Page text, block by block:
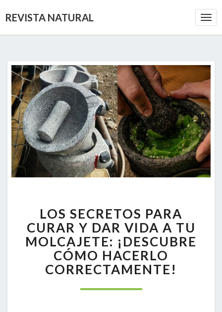
REVISTA NATURAL
SECRETOS
PARA
CURAR
Y
DAR
VIDA
TU
LOS SECRETOS PARA
CURAR Y DAR VIDA A TU
MOLCAJETE: ¡DESCUBRE
CÓMO HACERLO
CORRECTAMENTE!